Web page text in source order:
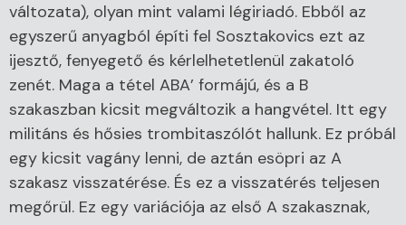
változata), olyan mint valami légiriadó. Ebből az
egyszerű anyagból építi fel Sosztakovics ezt az
ijesztő, fenyegető és kérlelhetetlenül zakatoló
zenét. Maga a tétel ABA’ formájú, és a B
szakaszban kicsit megváltozik a hangvétel. Itt egy
militáns és hősies trombitaszólót hallunk. Ez próbál
egy kicsit vagány lenni, de aztán esöpri az A
szakasz visszatérése. És ez a visszatérés teljesen
megőrül. Ez egy variációja az első A szakasznak,